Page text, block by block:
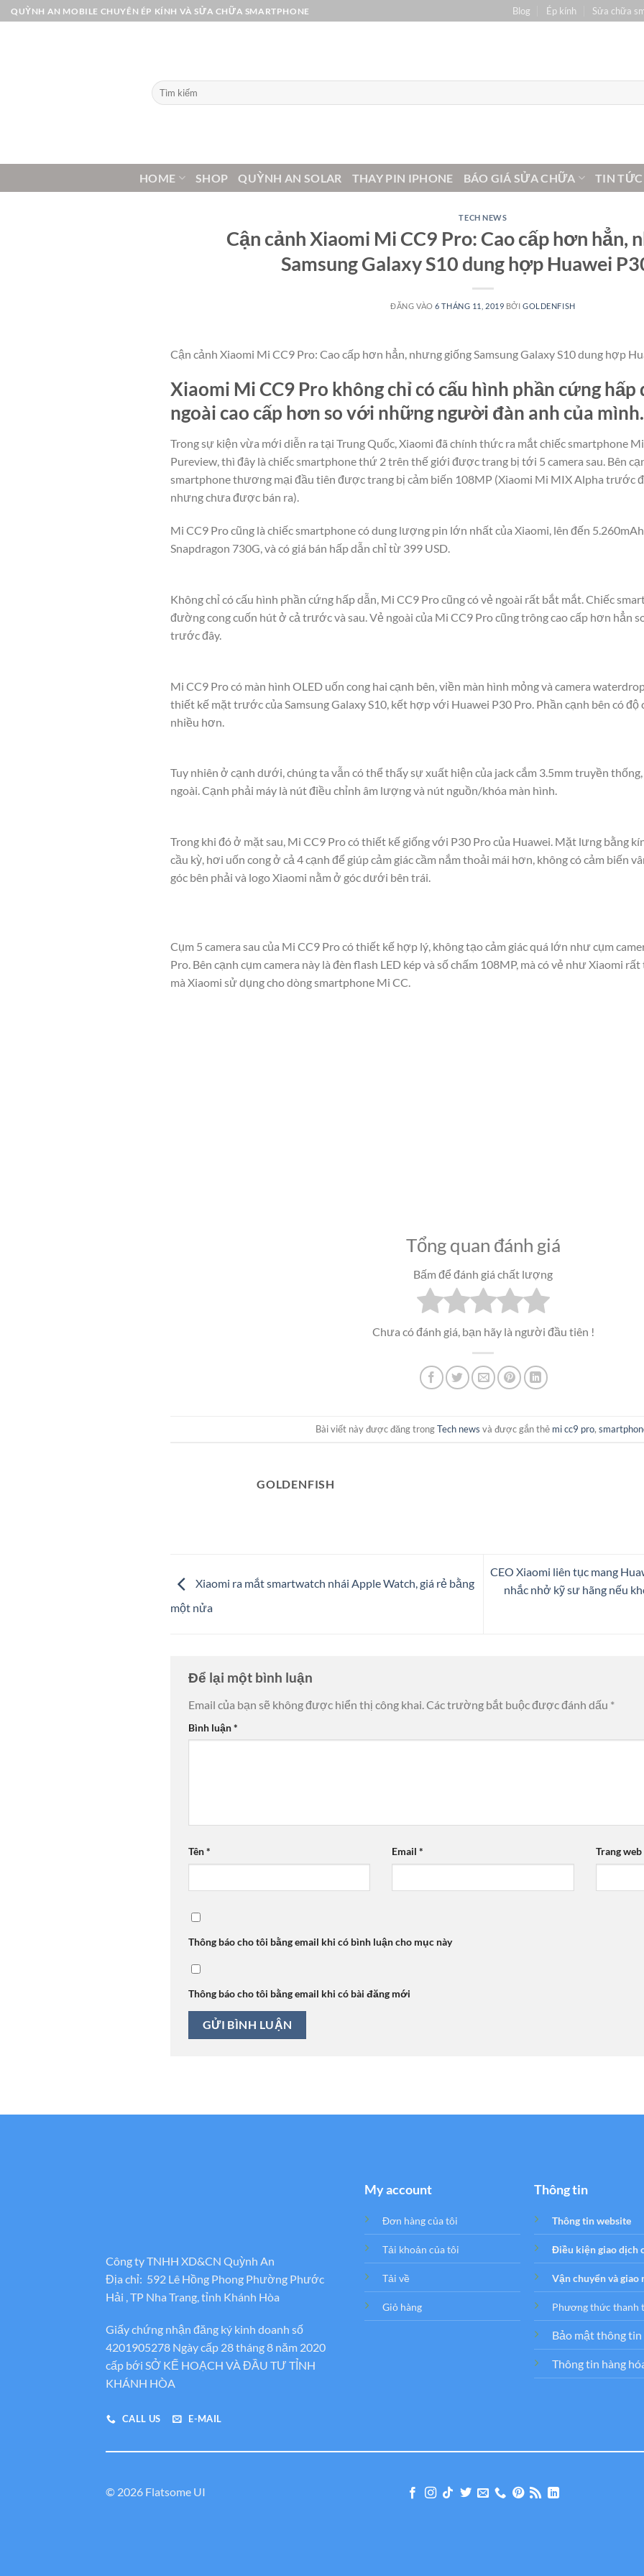
Bỏ
qua
QUỲNH AN MOBILE CHUYÊN ÉP KÍNH VÀ SỬA CHỮA SMARTPHONE Blog Ép kính Sửa chữa
Tìm
kiếm:
HOME SHOP QUỲNH AN SOLAR THAY PIN IPHONE BÁO GIÁ SỬA CHỮA TIN TỨC
TECH NEWS
Cận cảnh Xiaomi Mi CC9 Pro: Cao cấp hơn hẳn,
Samsung Galaxy S10 dung hợp Huawei
ĐĂNG VÀO6 THÁNG 11, 2019 BỞIGOLDENFISH
Cận cảnh Xiaomi Mi CC9 Pro: Cao cấp hơn hẳn, nhưng giống Samsung Galaxy S10 dung hợp
Xiaomi Mi CC9 Pro không chỉ có cấu hình phần cứng hấp
ngoài cao cấp hơn so với những người đàn anh của mình.
Trong sự kiện vừa mới diễn ra tại Trung Quốc, Xiaomi đã chính thức ra mắt chiếc smartphone
Pureview, thì đây là chiếc smartphone thứ 2 trên thế giới được trang bị tới 5 camera sau. Bên
smartphone thương mại đầu tiên được trang bị cảm biến 108MP (Xiaomi Mi MIX Alpha trước
nhưng chưa được bán ra).
Mi CC9 Pro cũng là chiếc smartphone có dung lượng pin lớn nhất của Xiaomi, lên đến
Snapdragon 730G, và có giá bán hấp dẫn chỉ từ 399 USD.
Không chỉ có cấu hình phần cứng hấp dẫn, Mi CC9 Pro cũng có vẻ ngoài rất bắt mắt. Chiếc
đường cong cuốn hút ở cả trước và sau. Vẻ ngoài của Mi CC9 Pro cũng trông cao cấp hơn hẳn
trước đây.
Mi CC9 Pro có màn hình OLED uốn cong hai cạnh bên, viền màn hình mỏng và camera
thiết kế mặt trước của Samsung Galaxy S10, kết hợp với Huawei P30 Pro. Phần cạnh bên có độ
nhiều hơn.
Tuy nhiên ở cạnh dưới, chúng ta vẫn có thể thấy sự xuất hiện của jack cắm 3.5mm truyền
ngoài. Cạnh phải máy là nút điều chỉnh âm lượng và nút nguồn/khóa màn hình.
Trong khi đó ở mặt sau, Mi CC9 Pro có thiết kế giống với P30 Pro của Huawei. Mặt lưng bằng
cầu kỳ, hơi uốn cong ở cả 4 cạnh để giúp cảm giác cầm nắm thoải mái hơn, không có cảm biến
góc bên phải và logo Xiaomi nằm ở góc dưới bên trái.
Cụm 5 camera sau của Mi CC9 Pro có thiết kế hợp lý, không tạo cảm giác quá lớn như cụm
Pro. Bên cạnh cụm camera này là đèn flash LED kép và số chấm 108MP, mà có vẻ như Xiaomi
mà Xiaomi sử dụng cho dòng smartphone Mi CC.
Tổng quan đánh giá
Bấm để đánh giá chất lượng
Chưa có đánh giá, bạn hãy là người đầu tiên !
Bài viết này được đăng trongTech news và được gắn thẻ mi cc9 pro,
GOLDENFISH
Xiaomi ra mắt smartwatch nhái Apple Watch, giá rẻ bằng
một nửa
CEO Xiaomi liên tục mang
nhắc nhở kỹ sư hãng nếu
Để lại một bình luận
Email của bạn sẽ không được hiển thị công khai. Các trường bắt buộc được đánh dấu *
Bình luận*
Tên* Email* Trang web
Thông báo cho tôi bằng email khi có bình luận cho mục này
Thông báo cho tôi bằng email khi có bài đăng mới
Công ty TNHH XD&CN Quỳnh An
Địa chỉ: 592 Lê Hồng Phong Phường Phước
Hải , TP Nha Trang, tỉnh Khánh Hòa
Giấy chứng nhận đăng ký kinh doanh số
4201905278 Ngày cấp 28 tháng 8 năm 2020
cấp bới SỞ KẾ HOẠCH VÀ ĐẦU TƯ TỈNH
KHÁNH HÒA
CALL US E-MAIL
My account
Đơn hàng của tôi
Tải khoản của tôi
Tải về
Giỏ hàng
Thông tin
Thông tin website
Điều kiện giao dịch
Vận chuyển và giao
Phương thức thanh
Bảo mật thông tin
Thông tin hàng
© 2026 Flatsome UI